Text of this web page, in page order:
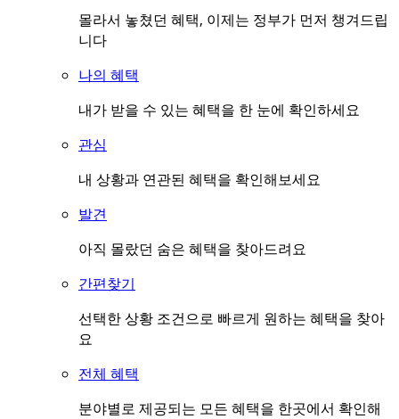
몰라서 놓쳤던 혜택, 이제는 정부가 먼저 챙겨드립
니다
나의 혜택
내가 받을 수 있는 혜택을 한 눈에 확인하세요
관심
내 상황과 연관된 혜택을 확인해보세요
발견
아직 몰랐던 숨은 혜택을 찾아드려요
간편찾기
선택한 상황 조건으로 빠르게 원하는 혜택을 찾아
요
전체 혜택
분야별로 제공되는 모든 혜택을 한곳에서 확인해